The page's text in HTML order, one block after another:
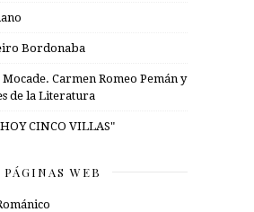
Bordonaba
Mocade. Carmen Romeo Pemán y
de la Literatura
CINCO VILLAS"
PÁGINAS WEB